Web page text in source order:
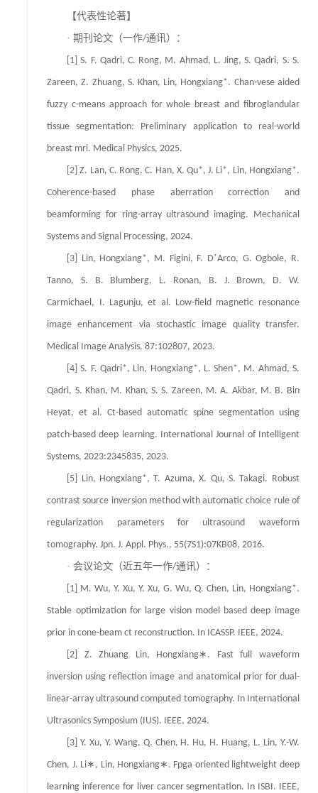
【代表性论著】
· 期刊论文（一作/通讯）：
[1] S. F. Qadri, C. Rong, M. Ahmad, L. Jing, S. Qadri, S. S.
Zareen, Z. Zhuang, S. Khan, Lin, Hongxiang*. Chan-vese aided
fuzzy c-means approach for whole breast and fibroglandular
tissue segmentation: Preliminary application to real-world
breast mri. Medical Physics, 2025.
[2] Z. Lan, C. Rong, C. Han, X. Qu*, J. Li*, Lin, Hongxiang*.
Coherence-based phase aberration correction and
beamforming for ring-array ultrasound imaging. Mechanical
Systems and Signal Processing, 2024.
[3] Lin, Hongxiang*, M. Figini, F. D’Arco, G. Ogbole, R.
Tanno, S. B. Blumberg, L. Ronan, B. J. Brown, D. W.
Carmichael, I. Lagunju, et al. Low-field magnetic resonance
image enhancement via stochastic image quality transfer.
Medical Image Analysis, 87:102807, 2023.
[4] S. F. Qadri*, Lin, Hongxiang*, L. Shen*, M. Ahmad, S.
Qadri, S. Khan, M. Khan, S. S. Zareen, M. A. Akbar, M. B. Bin
Heyat, et al. Ct-based automatic spine segmentation using
patch-based deep learning. International Journal of Intelligent
Systems, 2023:2345835, 2023.
[5] Lin, Hongxiang*, T. Azuma, X. Qu, S. Takagi. Robust
contrast source inversion method with automatic choice rule of
regularization parameters for ultrasound waveform
tomography. Jpn. J. Appl. Phys., 55(7S1):07KB08, 2016.
· 会议论文（近五年一作/通讯）：
[1] M. Wu, Y. Xu, Y. Xu, G. Wu, Q. Chen, Lin, Hongxiang*.
Stable optimization for large vision model based deep image
prior in cone-beam ct reconstruction. In ICASSP. IEEE, 2024.
[2] Z. Zhuang Lin, Hongxiang∗ . Fast full waveform
inversion using reflection image and anatomical prior for dual-
linear-array ultrasound computed tomography. In International
Ultrasonics Symposium (IUS). IEEE, 2024.
[3] Y. Xu, Y. Wang, Q. Chen, H. Hu, H. Huang, L. Lin, Y.-W.
Chen, J. Li∗ , Lin, Hongxiang∗ . Fpga oriented lightweight deep
learning inference for liver cancer segmentation. In ISBI. IEEE,